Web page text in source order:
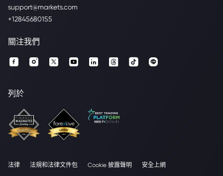
support@markets.com
+12845680155
關注我們
列於
法律 法規和法律文件包 Cookie 披露聲明 安全上網